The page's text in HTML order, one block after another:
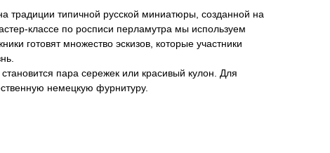
традиции типичной русской миниатюры, созданной на
классе по росписи перламутра мы используем
готовят множество эскизов, которые участники
пара сережек или красивый кулон. Для
немецкую фурнитуру.